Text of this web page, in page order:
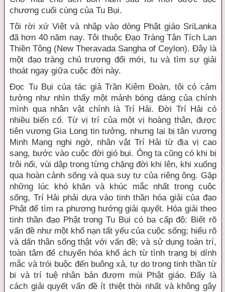
chương cuối cùng của Tu Bụi.
Tôi rời xứ Việt và nhập vào dòng Phật giáo SriLanka
đã hơn 40 năm nay. Tôi thuộc Đạo Tràng Tân Tích Lan
Thiền Tông (New Theravada Sangha of Ceylon). Đây là
một đạo tràng chủ trương đổi mới, tu và tìm sự giải
thoát ngay giữa cuộc đời này.
Đọc Tu Bụi của tác giả Trần Kiêm Đoàn, tôi có cảm
tưởng như nhìn thấy một mảnh bóng dáng của chính
mình qua nhân vật chính là Trí Hải. Đời Trí Hải có
nhiều biến cố. Từ vị trí của một vị hoàng thân, được
tiên vương Gia Long tin tưởng, nhưng lại bị tân vương
Minh Mạng nghi ngờ, nhân vật Trí Hải từ địa vị cao
sang, bước vào cuộc đời gió bụi. Ông ta cũng có khi bị
trôi nổi, vùi dập trong từng chặng đời khi lên, khi xuống
qua hoàn cảnh sống và qua suy tư của riêng ông. Gặp
những lúc khó khăn và khúc mắc nhất trong cuộc
sống, Trí Hải phải dựa vào tinh thần hóa giải của đạo
Phật để tìm ra phương hướng giải quyết. Hóa giải theo
tinh thần đạo Phật trong Tu Bụi có ba cấp độ: Biết rõ
vấn đề như một khổ nạn tất yếu của cuộc sống; hiểu rõ
và dấn thân sống thật với vấn đề; và sử dụng toàn trí,
toàn tâm để chuyển hóa khổ ách từ tình trạng bị dính
mắc và trói buộc đến buông xả, tự do trong tinh thần từ
bi và trí tuệ nhân bản đượm mùi Phật giáo. Đấy là
cách giải quyết vấn đề ít thiệt thòi nhất và không gây